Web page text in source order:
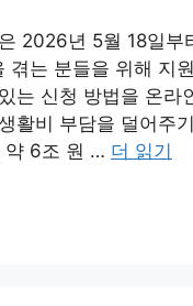
2026년 5월 18일
겪는 분들을 위해 지
는 신청 방법을 온
활비 부담을 덜어주
약 6조 원 … 더 읽기